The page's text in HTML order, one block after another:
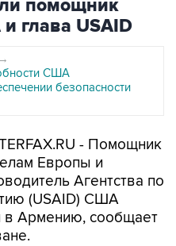
помощник
глава USAID
→
США
безопасности
- Помощник
Европы и
Агентства по
(USAID) США
в Армению, сообщает